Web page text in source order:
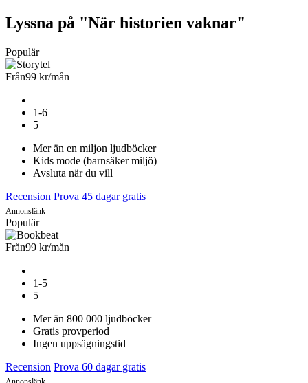
Lyssna på "När historien vaknar"
Populär
Från99 kr/mån
1-6
5
Mer än en miljon ljudböcker
Kids mode (barnsäker miljö)
Avsluta när du vill
Recension Prova 45 dagar gratis
Annonslänk
Populär
Från99 kr/mån
1-5
5
Mer än 800 000 ljudböcker
Gratis provperiod
Ingen uppsägningstid
Recension Prova 60 dagar gratis